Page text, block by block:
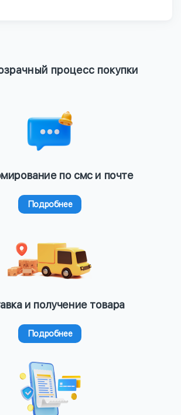
процесс покупки
по смс и почте
Подробнее
и получение товара
Подробнее